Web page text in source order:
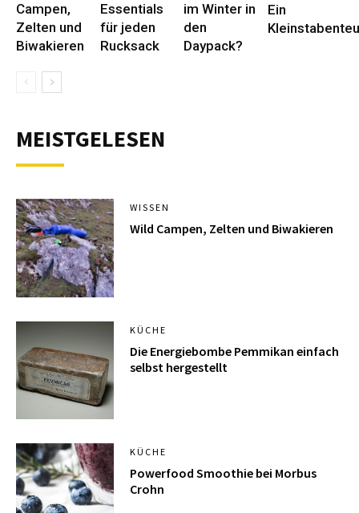
Campen,
Zelten und
Biwakieren
Essentials
für jeden
Rucksack
im Winter in
den
Daypack?
Ein
MEISTGELESEN
WISSEN
Wild Campen, Zelten und Biwakieren
KÜCHE
Die Energiebombe Pemmikan einfach
selbst hergestellt
KÜCHE
Powerfood Smoothie bei Morbus
Crohn